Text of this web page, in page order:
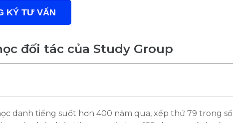
KÝ TƯ VẤN
đối tác của Study Group
danh tiếng suốt hơn 400 năm qua, xếp thứ 79 trong số